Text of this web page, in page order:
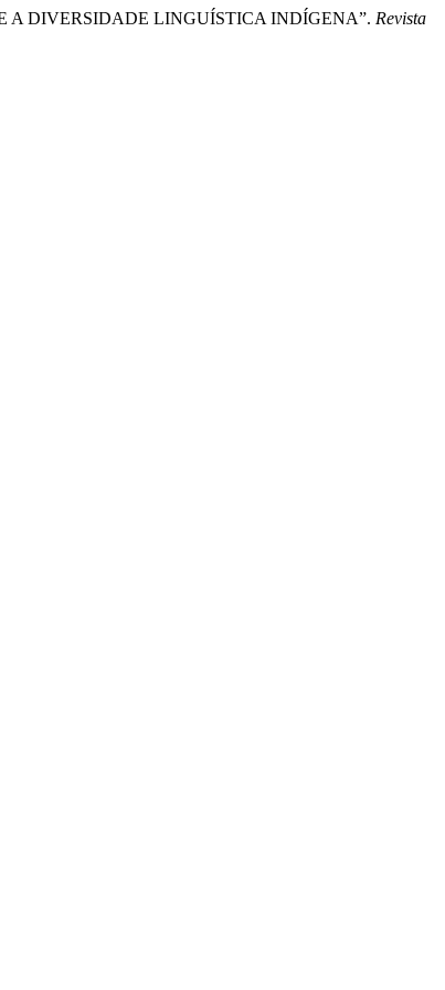
A DIVERSIDADE LINGUÍSTICA INDÍGENA”. Revista